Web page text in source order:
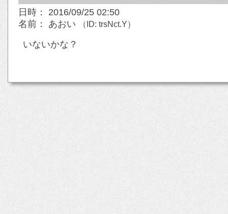
日時： 2016/09/25 02:50
名前： あおい
（ID: trsNct.Y）
いないかな？